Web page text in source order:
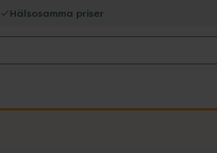
Hälsosamma priser